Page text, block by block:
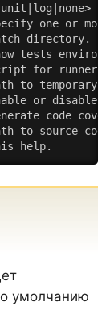
one or
directory.
tests
for runner
to temporary
or disable
code
to source
help.
умолчанию